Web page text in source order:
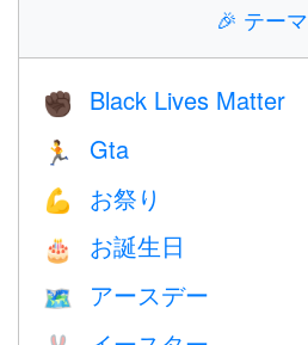
🎉 テーマ
✊🏿 Black Lives Matter
🏃 Gta
💪 お祭り
🎂 お誕生日
🗺️ アースデー